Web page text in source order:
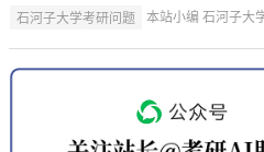
石河子大学考研问题 本站小编 石河子大